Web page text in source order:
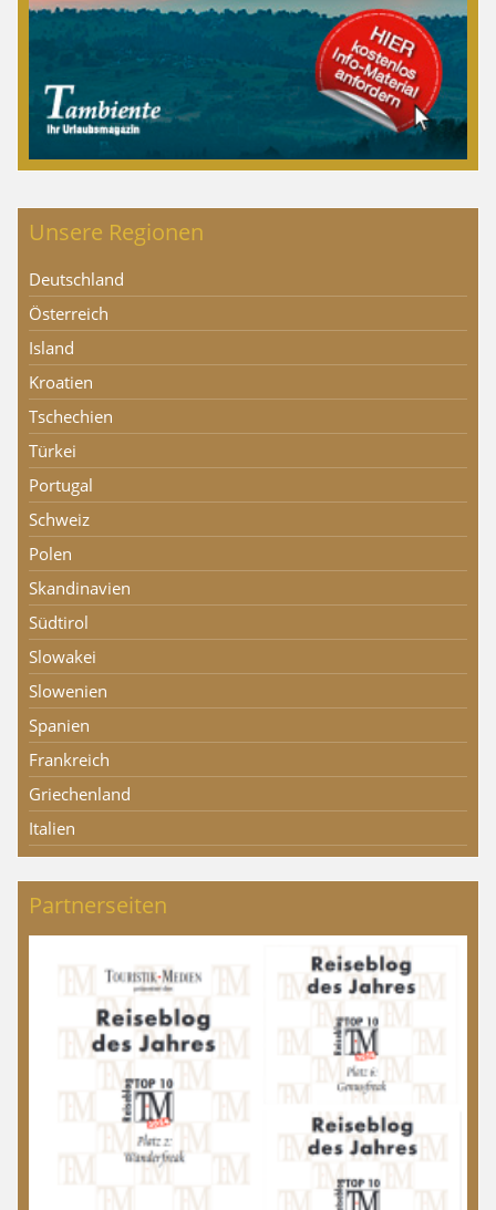
Unsere Regionen
Deutschland
Österreich
Island
Kroatien
Tschechien
Türkei
Portugal
Schweiz
Polen
Skandinavien
Südtirol
Slowakei
Slowenien
Spanien
Frankreich
Griechenland
Italien
Partnerseiten